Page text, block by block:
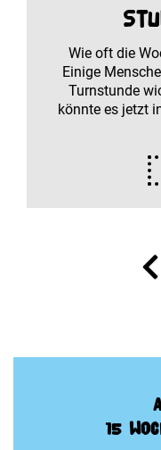
Wie oft die
Einige
Turnstunde
könnte es jetzt
15